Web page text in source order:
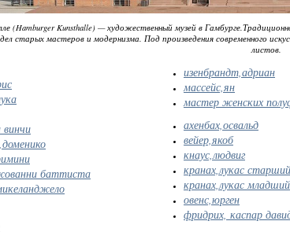
(Hamburger Kunsthalle) — художественный музей в
старых мастеров и модернизма. Под произведения современного
листов.
винчи
баттиста
изенбрандт,адриан
массейс,ян
мастер женских
ахенбах,освальд
вейер,якоб
кнаус,людвиг
кранах,лукас старший
кранах,лукас младший
овенс,юрген
фридрих, каспар